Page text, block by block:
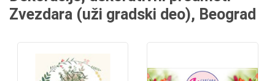
Zvezdara (uži gradski deo), Beograd